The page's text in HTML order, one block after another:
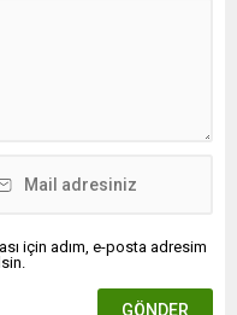
için adım, e-posta adresim